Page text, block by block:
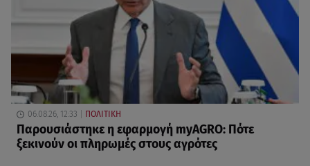
06.08.26, 12:33 ΠΟΛΙΤΙΚΗ
Παρουσιάστηκε η εφαρμογή myAGRO: Πότε
ξεκινούν οι πληρωμές στους αγρότες